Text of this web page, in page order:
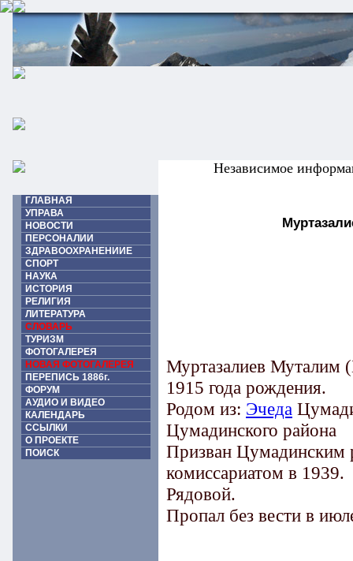
Независимое
ГЛАВНАЯ
УПРАВА
НОВОСТИ
ПЕРСОНАЛИИ
ЗДРАВООХРАНЕНИИЕ
СПОРТ
НАУКА
ИСТОРИЯ
РЕЛИГИЯ
ЛИТЕРАТУРА
СЛОВАРЬ
ТУРИЗМ
ФОТОГАЛЕРЕЯ
НОВАЯ ФОТОГАЛЕРЕЯ
ПЕРЕПИСЬ 1886г.
ФОРУМ
АУДИО И ВИДЕО
КАЛЕНДАРЬ
ССЫЛКИ
О ПРОЕКТЕ
ПОИСК
Муртазалиев Муталим
1915 года рождения.
Родом из: Эчеда
Цумадинского района
Призван
комиссариатом в 1939.
Рядовой.
Пропал без вести в